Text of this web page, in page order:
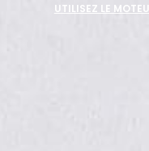
UTILISEZ LE